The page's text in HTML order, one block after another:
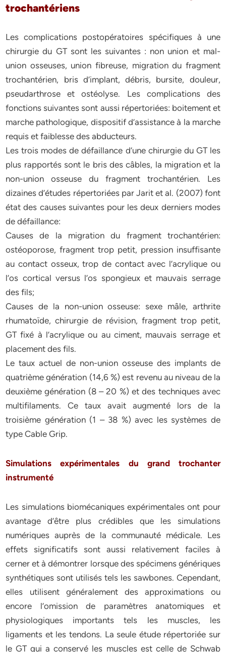
trochantériens
Les complications postopératoires spécifiques à une
chirurgie du GT sont les suivantes : non union et mal-
union osseuses, union fibreuse, migration du fragment
trochantérien, bris d’implant, débris, bursite, douleur,
pseudarthrose et ostéolyse. Les complications des
fonctions suivantes sont aussi répertoriées: boitement et
marche pathologique, dispositif d’assistance à la marche
requis et faiblesse des abducteurs.
Les trois modes de défaillance d’une chirurgie du GT les
plus rapportés sont le bris des câbles, la migration et la
non-union osseuse du fragment trochantérien. Les
dizaines d’études répertoriées par Jarit et al. (2007) font
état des causes suivantes pour les deux derniers modes
de défaillance:
Causes de la migration du fragment trochantérien:
ostéoporose, fragment trop petit, pression insuffisante
au contact osseux, trop de contact avec l’acrylique ou
l’os cortical versus l’os spongieux et mauvais serrage
des fils;
Causes de la non-union osseuse: sexe mâle, arthrite
rhumatoïde, chirurgie de révision, fragment trop petit,
GT fixé à l’acrylique ou au ciment, mauvais serrage et
placement des fils.
Le taux actuel de non-union osseuse des implants de
quatrième génération (14,6 %) est revenu au niveau de la
deuxième génération (8 – 20 %) et des techniques avec
multifilaments. Ce taux avait augmenté lors de la
troisième génération (1 – 38 %) avec les systèmes de
type Cable Grip.
Simulations expérimentales du grand trochanter
instrumenté
Les simulations biomécaniques expérimentales ont pour
avantage d’être plus crédibles que les simulations
numériques auprès de la communauté médicale. Les
effets significatifs sont aussi relativement faciles à
cerner et à démontrer lorsque des spécimens génériques
synthétiques sont utilisés tels les sawbones. Cependant,
elles utilisent généralement des approximations ou
encore l’omission de paramètres anatomiques et
physiologiques importants tels les muscles, les
ligaments et les tendons. La seule étude répertoriée sur
le GT qui a conservé les muscles est celle de Schwab